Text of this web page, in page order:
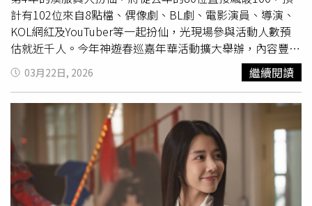
《丟包阿公到我家》、《怎麼可能我家的祖先是你家的鬼》
兩部電影即將上映，但檔期尚未確定。
計有102位來自8點檔、偶像劇、BL劇、電影演員、導演、
KOL網紅及YouTuber等一起扮仙，光現場參與活動人數預
估就近千人。今年神遊春巡嘉年華活動擴大舉辦，內容豐富
多元，除了由上百位眾星身著漢服扮仙結合傳統藝陣巡境，
感受眾神穿越千年降凡賜福的實境體驗，當天適逢兒童節，
廣澤宮也將與草爺、柯大堡一起在瑞發里集會所舉辦「神行
盃廣澤宮B-Max四驅車挑戰賽」，一起童心同行。上周賴銘
偉才以特別來賓身分出席郎祖筠擔任團長的春河劇團音樂劇
《老闆～來碗陽春麵！》記者會，同場的主演郎祖筠、黃浩
詠也是這次真人扮仙的明星陣容成員，其中郎祖筠更已是連
續第3年扮演「西王金母」，首度參與的黃浩詠則是扮「武
財神」。郎祖筠去年在神遊春巡嘉年華活動中扮演西王金
03月22日, 2026 繼續閱讀